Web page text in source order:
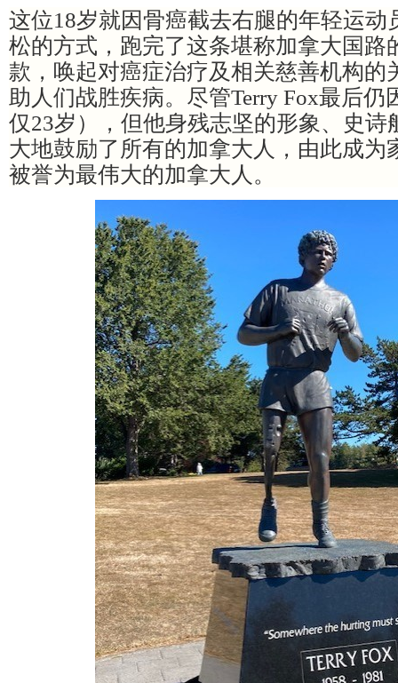
这位18岁就因骨癌截去右腿的年轻运动
松的方式，跑完了这条堪称加拿大国路
款，唤起对癌症治疗及相关慈善机构的
助人们战胜疾病。尽管Terry Fox最后
仅23岁），但他身残志坚的形象、史诗
大地鼓励了所有的加拿大人，由此成为
被誉为最伟大的加拿大人。